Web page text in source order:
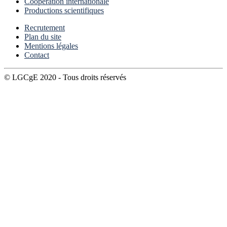
Productions scientifiques
Recrutement
Plan du site
Mentions légales
Contact
© LGCgE 2020 - Tous droits réservés